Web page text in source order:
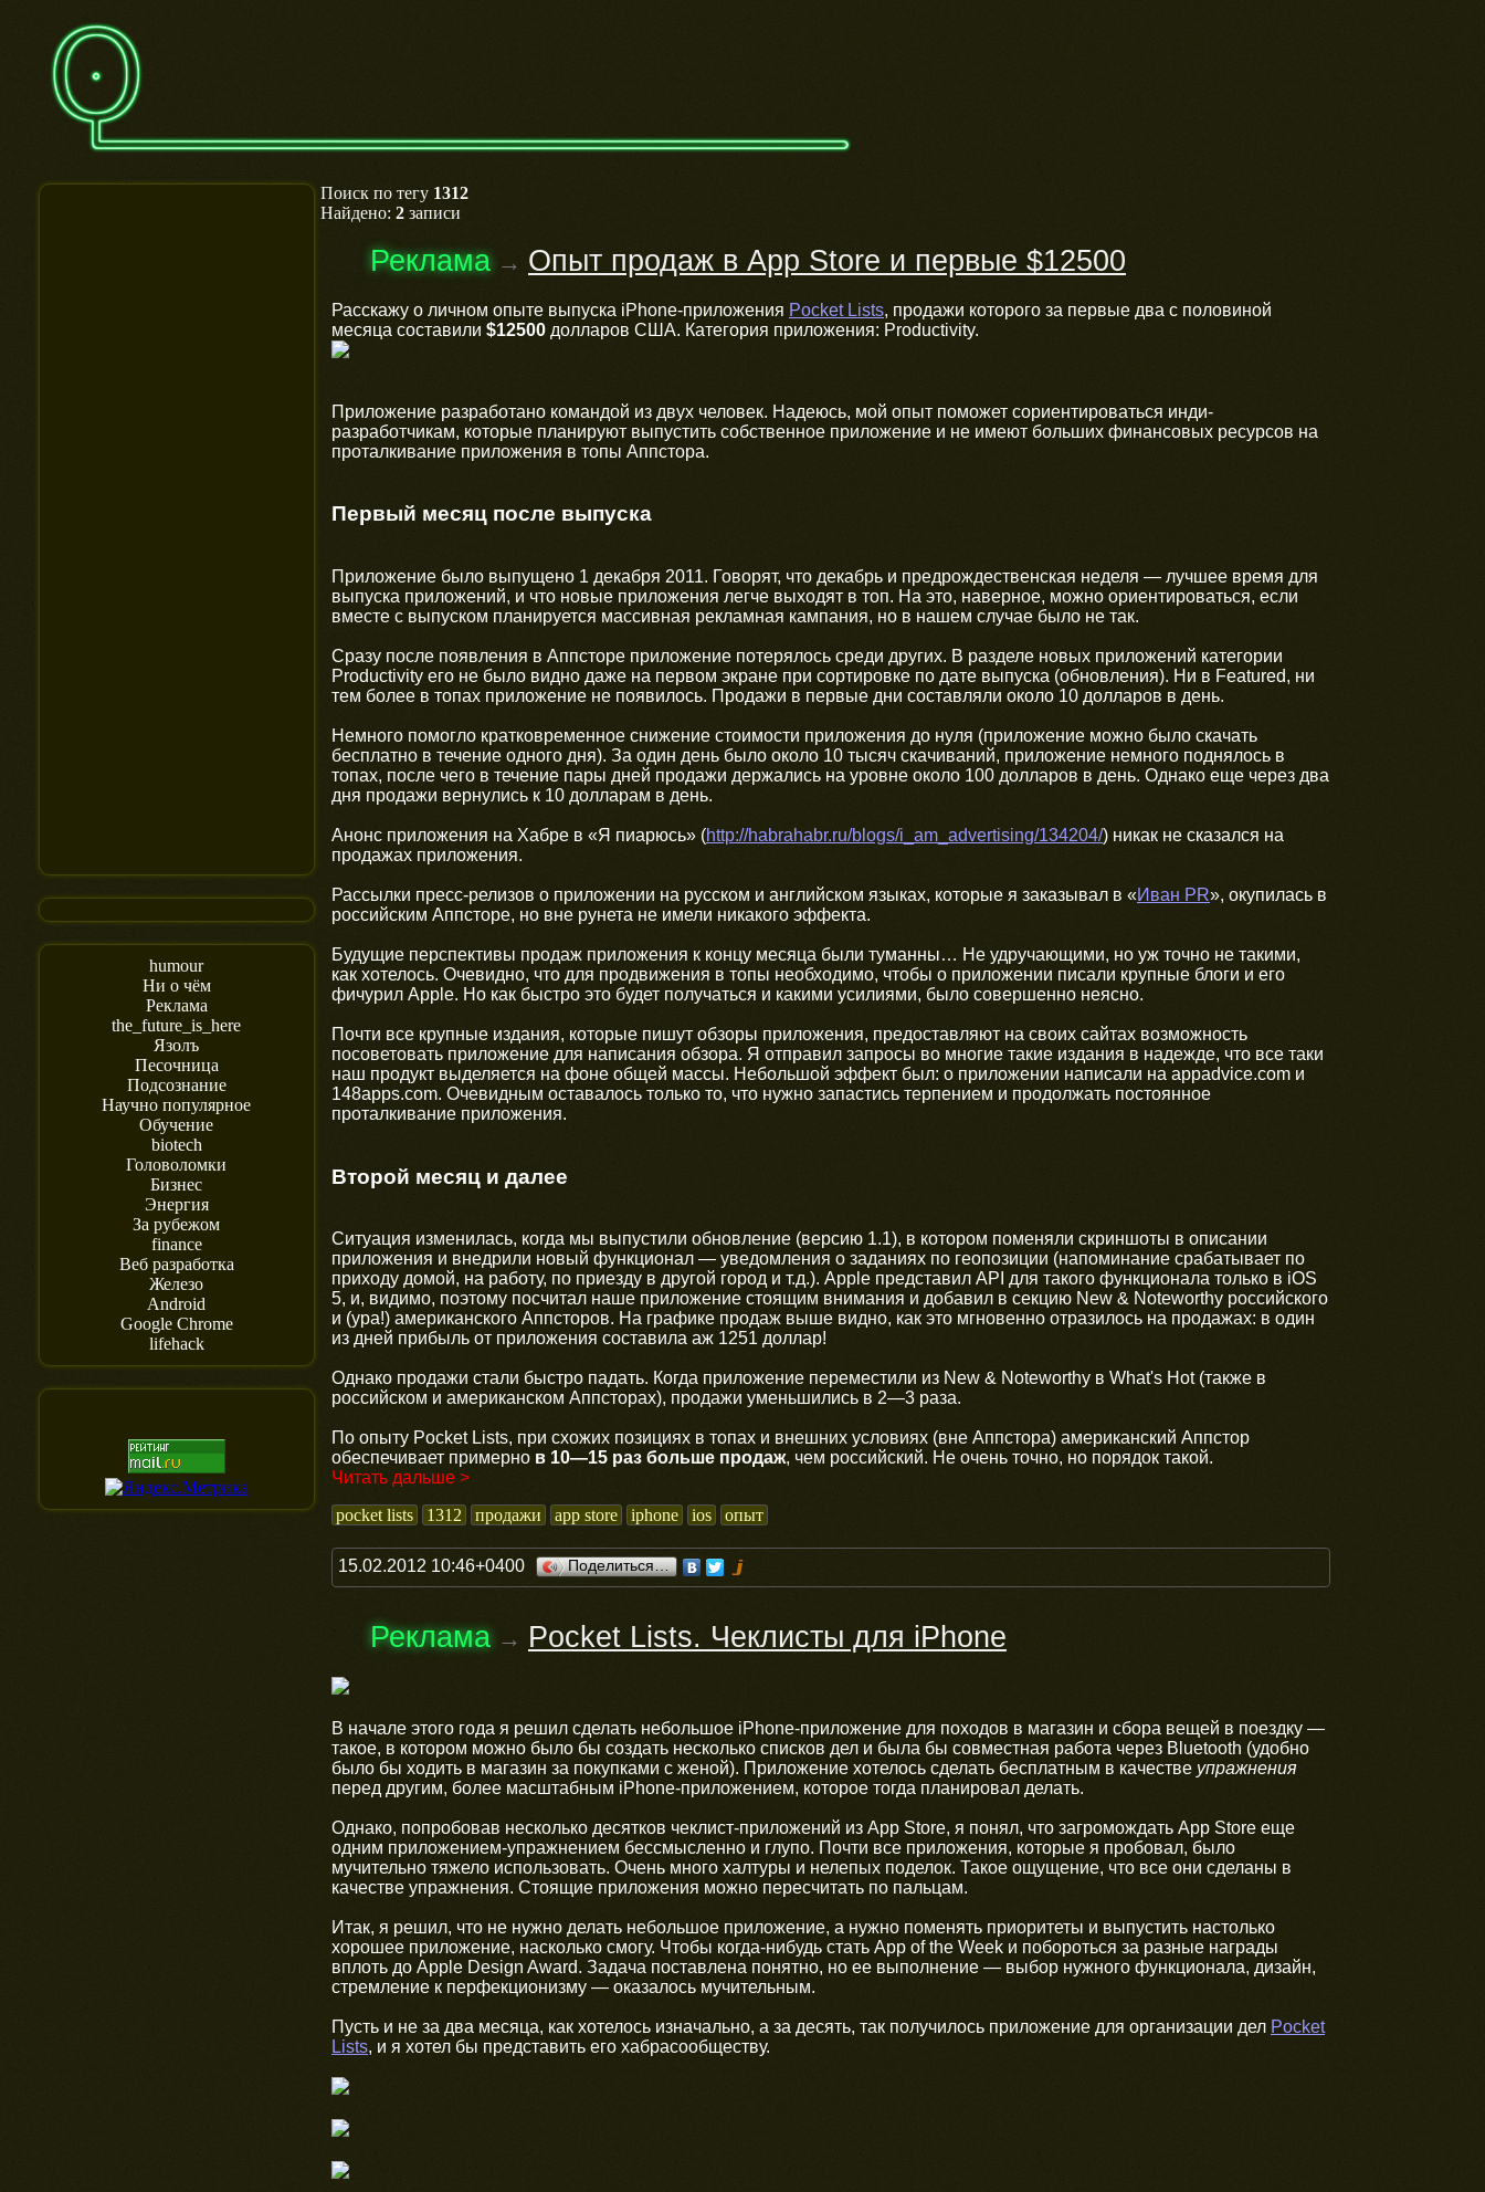
humour
Ни о чём
Реклама
the_future_is_here
Язолъ
Песочница
Подсознание
Научно популярное
Обучение
biotech
Головоломки
Бизнес
Энергия
За рубежом
finance
Веб разработка
Железо
Android
Google Chrome
lifehack
Поиск по тегу 1312
Найдено: 2 записи
Реклама→ Опыт продаж в App Store и первые $12500
Расскажу о личном опыте выпуска iPhone-приложения Pocket Lists, продажи которого за первые два с половиной
месяца составили $12500 долларов США. Категория приложения: Productivity.
Приложение разработано командой из двух человек. Надеюсь, мой опыт поможет сориентироваться инди-
разработчикам, которые планируют выпустить собственное приложение и не имеют больших финансовых ресурсов на
проталкивание приложения в топы Аппстора.
Первый месяц после выпуска
Приложение было выпущено 1 декабря 2011. Говорят, что декабрь и предрождественская неделя — лучшее время для
выпуска приложений, и что новые приложения легче выходят в топ. На это, наверное, можно ориентироваться, если
вместе с выпуском планируется массивная рекламная кампания, но в нашем случае было не так.
Сразу после появления в Аппсторе приложение потерялось среди других. В разделе новых приложений категории
Productivity его не было видно даже на первом экране при сортировке по дате выпуска (обновления). Ни в Featured, ни
тем более в топах приложение не появилось. Продажи в первые дни составляли около 10 долларов в день.
Немного помогло кратковременное снижение стоимости приложения до нуля (приложение можно было скачать
бесплатно в течение одного дня). За один день было около 10 тысяч скачиваний, приложение немного поднялось в
топах, после чего в течение пары дней продажи держались на уровне около 100 долларов в день. Однако еще через два
дня продажи вернулись к 10 долларам в день.
Анонс приложения на Хабре в «Я пиарюсь» (http://habrahabr.ru/blogs/i_am_advertising/134204/) никак не сказался на
продажах приложения.
Рассылки пресс-релизов о приложении на русском и английском языках, которые я заказывал в «Иван PR», окупилась в
российским Аппсторе, но вне рунета не имели никакого эффекта.
Будущие перспективы продаж приложения к концу месяца были туманны… Не удручающими, но уж точно не такими,
как хотелось. Очевидно, что для продвижения в топы необходимо, чтобы о приложении писали крупные блоги и его
фичурил Apple. Но как быстро это будет получаться и какими усилиями, было совершенно неясно.
Почти все крупные издания, которые пишут обзоры приложения, предоставляют на своих сайтах возможность
посоветовать приложение для написания обзора. Я отправил запросы во многие такие издания в надежде, что все таки
наш продукт выделяется на фоне общей массы. Небольшой эффект был: о приложении написали на appadvice.com и
148apps.com. Очевидным оставалось только то, что нужно запастись терпением и продолжать постоянное
проталкивание приложения.
Второй месяц и далее
Ситуация изменилась, когда мы выпустили обновление (версию 1.1), в котором поменяли скриншоты в описании
приложения и внедрили новый функционал — уведомления о заданиях по геопозиции (напоминание срабатывает по
приходу домой, на работу, по приезду в другой город и т.д.). Apple представил API для такого функционала только в iOS
5, и, видимо, поэтому посчитал наше приложение стоящим внимания и добавил в секцию New & Noteworthy российского
и (ура!) американского Аппсторов. На графике продаж выше видно, как это мгновенно отразилось на продажах: в один
из дней прибыль от приложения составила аж 1251 доллар!
Однако продажи стали быстро падать. Когда приложение переместили из New & Noteworthy в What's Hot (также в
российском и американском Аппсторах), продажи уменьшились в 2—3 раза.
По опыту Pocket Lists, при схожих позициях в топах и внешних условиях (вне Аппстора) американский Аппстор
обеспечивает примерно в 10—15 раз больше продаж, чем российский. Не очень точно, но порядок такой.
Читать дальше >
pocket lists
1312 продажи app store iphone ios опыт
15.02.2012 10:46+0400 Поделиться…
Реклама → Pocket Lists. Чеклисты для iPhone
В начале этого года я решил сделать небольшое iPhone-приложение для походов в магазин и сбора вещей в поездку —
такое, в котором можно было бы создать несколько списков дел и была бы совместная работа через Bluetooth (удобно
было бы ходить в магазин за покупками с женой). Приложение хотелось сделать бесплатным в качестве упражнения
перед другим, более масштабным iPhone-приложением, которое тогда планировал делать.
Однако, попробовав несколько десятков чеклист-приложений из App Store, я понял, что загромождать App Store еще
одним приложением-упражнением бессмысленно и глупо. Почти все приложения, которые я пробовал, было
мучительно тяжело использовать. Очень много халтуры и нелепых поделок. Такое ощущение, что все они сделаны в
качестве упражнения. Стоящие приложения можно пересчитать по пальцам.
Итак, я решил, что не нужно делать небольшое приложение, а нужно поменять приоритеты и выпустить настолько
хорошее приложение, насколько смогу. Чтобы когда-нибудь стать App of the Week и побороться за разные награды
вплоть до Apple Design Award. Задача поставлена понятно, но ее выполнение — выбор нужного функционала, дизайн,
стремление к перфекционизму — оказалось мучительным.
Пусть и не за два месяца, как хотелось изначально, а за десять, так получилось приложение для организации дел Pocket
Lists, и я хотел бы представить его хабрасообществу.